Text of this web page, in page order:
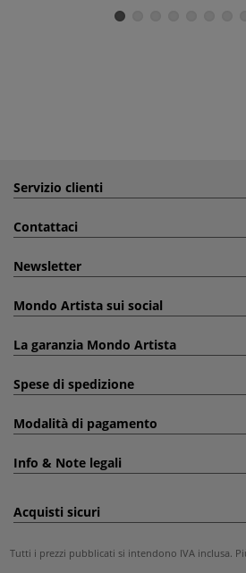
Servizio clienti
Contattaci
Newsletter
Mondo Artista sui social
La garanzia Mondo Artista
Spese di spedizione
Modalità di pagamento
Info & Note legali
Acquisti sicuri
Tutti i prezzi pubblicati si intendono IVA inclusa.